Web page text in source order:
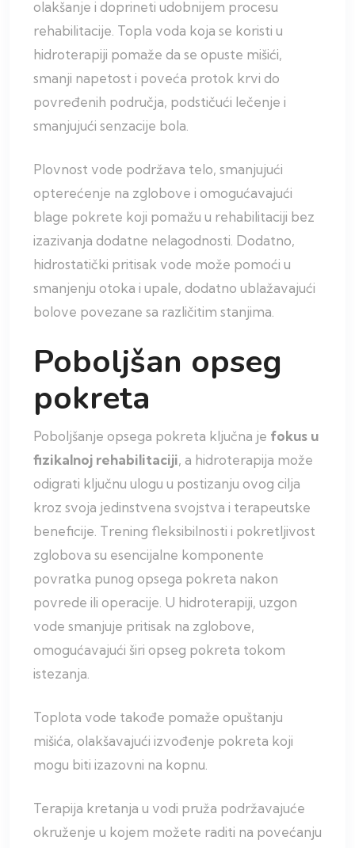
olakšanje i doprineti udobnijem procesu
rehabilitacije. Topla voda koja se koristi u
hidroterapiji pomaže da se opuste mišići,
smanji napetost i poveća protok krvi do
povređenih područja, podstičući lečenje i
smanjujući senzacije bola.
Plovnost vode podržava telo, smanjujući
opterećenje na zglobove i omogućavajući
blage pokrete koji pomažu u rehabilitaciji bez
izazivanja dodatne nelagodnosti. Dodatno,
hidrostatički pritisak vode može pomoći u
smanjenju otoka i upale, dodatno ublažavajući
bolove povezane sa različitim stanjima.
Poboljšan opseg
pokreta
Poboljšanje opsega pokreta ključna je fokus u
fizikalnoj rehabilitaciji, a hidroterapija može
odigrati ključnu ulogu u postizanju ovog cilja
kroz svoja jedinstvena svojstva i terapeutske
beneficije. Trening fleksibilnosti i pokretljivost
zglobova su esencijalne komponente
povratka punog opsega pokreta nakon
povrede ili operacije. U hidroterapiji, uzgon
vode smanjuje pritisak na zglobove,
omogućavajući širi opseg pokreta tokom
istezanja.
Toplota vode takođe pomaže opuštanju
mišića, olakšavajući izvođenje pokreta koji
mogu biti izazovni na kopnu.
Terapija kretanja u vodi pruža podržavajuće
okruženje u kojem možete raditi na povećanju